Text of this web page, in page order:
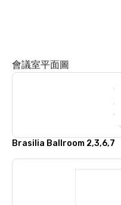
會議室平面圖
Brasilia Ballroom 2,3,6,7